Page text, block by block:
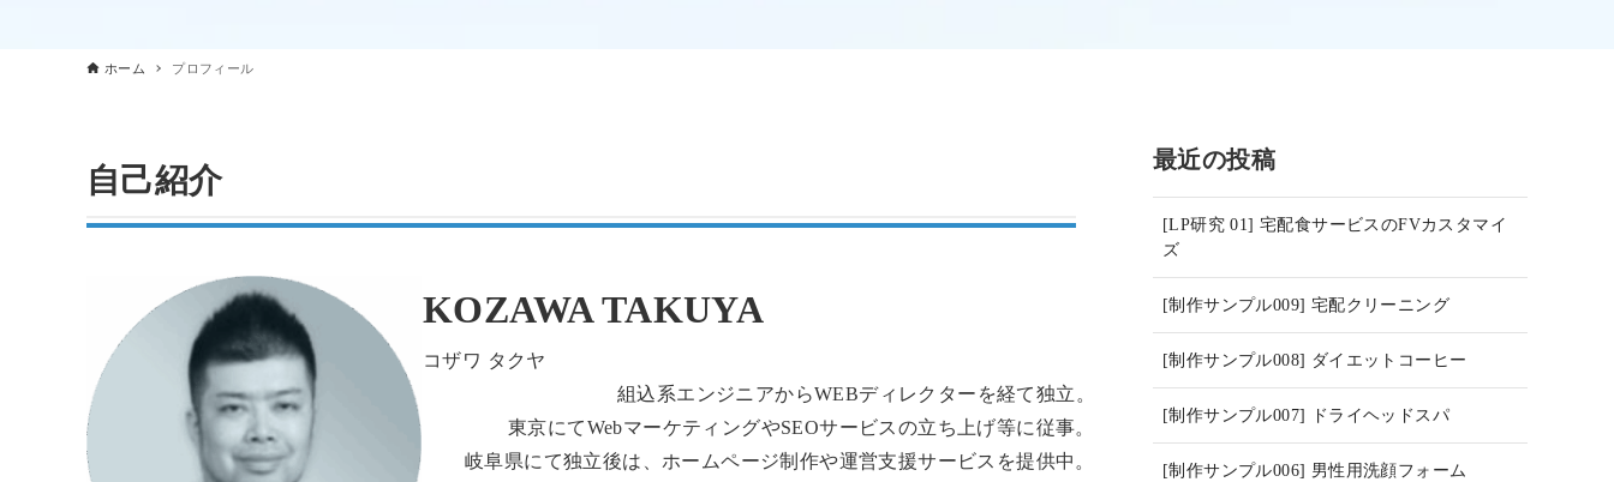
ホーム プロフィール
自己紹介
KOZAWA TAKUYA
コザワ タクヤ
組込系エンジニアからWEBディレクターを経て独立。
東京にてWebマーケティングやSEOサービスの立ち上げ等に従事。
岐阜県にて独立後は、ホームページ制作や運営支援サービスを提供中。
最近の投稿
[LP研究 01] 宅配食サービスのFVカスタマイ
ズ
[制作サンプル009] 宅配クリーニング
[制作サンプル008] ダイエットコーヒー
[制作サンプル007] ドライヘッドスパ
[制作サンプル006] 男性用洗顔フォーム